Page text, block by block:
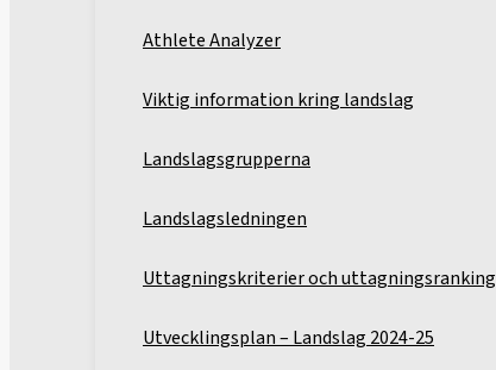
Athlete Analyzer
Viktig information kring landslag
Landslagsgrupperna
Landslagsledningen
Uttagningskriterier och uttagningsranking
Utvecklingsplan – Landslag 2024-25